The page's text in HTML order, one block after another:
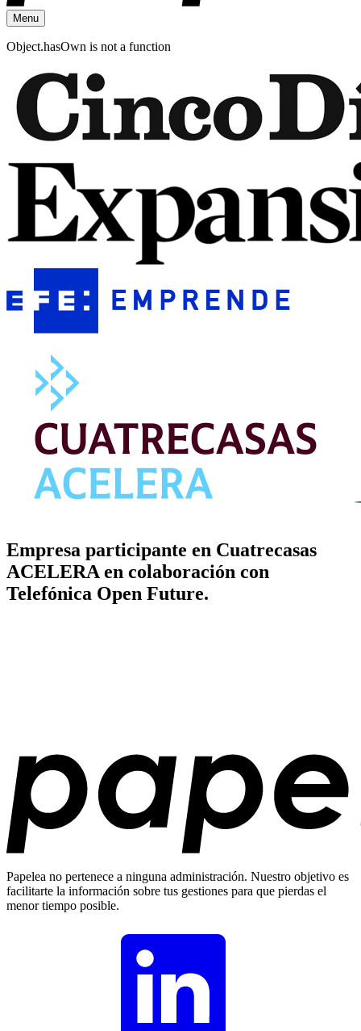
Menu
Object.hasOwn is not a function
Empresa participante en Cuatrecasas
ACELERA en colaboración con
Telefónica Open Future.
Papelea no pertenece a ninguna administración. Nuestro objetivo es
facilitarte la información sobre tus gestiones para que pierdas el
menor tiempo posible.